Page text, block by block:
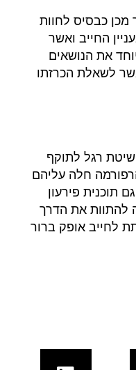
כבסיס לחוות
החייב ואשר
את הנושאים
לשאלת הכרזתו
רגל לתוקף
חלה עליהם
תוכנית פירעון
להתוות את הדרך
לחייב אופק ברור